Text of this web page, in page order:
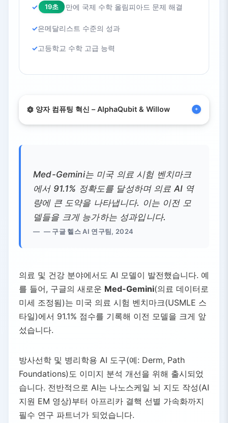
19초 만에 국제 수학 올림피아드 문제 해결
은메달리스트 수준의 성과
고등학교 수학 고급 능력
양자 컴퓨팅 혁신 – AlphaQubit & Willow
오류를 기존 방법보다 훨씬 잘 식별하는 AI 기
반 디코더 AlphaQubit 을 발표했습니다.
이어 2024년 12월에는 고급 오류 수정 기술
을 활용해 최고 슈퍼컴퓨터가 약 10^24년 걸
수상 경력:이 성과로 Willow는 2024년
"올해의 물리학 혁신" 상을 받으며 AI가
양자 기술 발전에 기여함을 인정받았습
Med-Gemini는 미국 의료 시험 벤치마크
에서 91.1% 정확도를 달성하며 의료 AI 역
량에 큰 도약을 나타냅니다. 이는 이전 모
델들을 크게 능가하는 성과입니다.
— 구글 헬스 AI 연구팀, 2024
의료 및 건강 분야에서도 AI 모델이 발전했습니다. 예
를 들어, 구글의 새로운 Med-Gemini(의료 데이터로
미세 조정됨)는 미국 의료 시험 벤치마크(USMLE 스
타일)에서 91.1% 점수를 기록해 이전 모델을 크게 앞
섰습니다.
방사선학 및 병리학용 AI 도구(예: Derm, Path
Foundations)도 이미지 분석 개선을 위해 출시되었
습니다. 전반적으로 AI는 나노스케일 뇌 지도 작성(AI
지원 EM 영상)부터 아프리카 결핵 선별 가속화까지
필수 연구 파트너가 되었습니다.